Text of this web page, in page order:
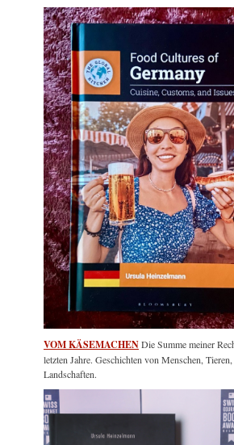
VOM KÄSEMACHENDie Summe meiner
letzten Jahre. Geschichten von Menschen, Tieren,
Landschaften.